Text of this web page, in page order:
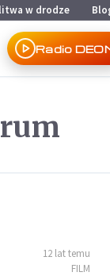
w drodze
Radio
12 lat temu
FILM